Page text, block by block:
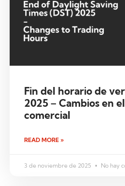
Fin del horario de
2025 – Cambios en
comercial
READ MORE »
3 de noviembre de 2025 No hay